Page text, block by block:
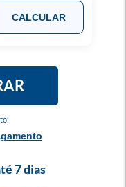
CALCULAR
7 dias